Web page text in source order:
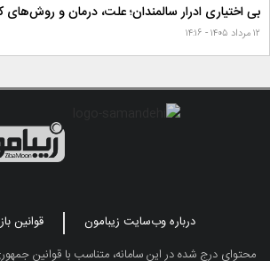
بی اختیاری ادرار سالمندان؛ علت، درمان و روش‌های
۱۲ مرداد ۱۴۰۵ - ۱۴:۱۶
درباره وب‌سایت زیبامون
قوانین
محتوای درج شده در این سامانه، متناسب با قوانین